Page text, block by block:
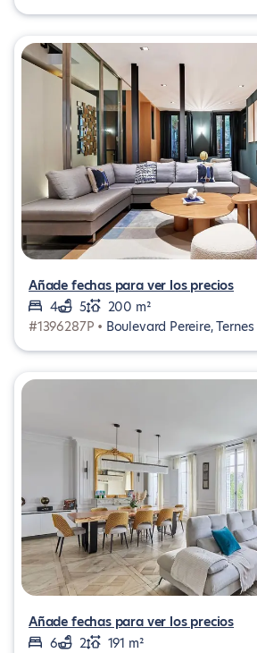
Añade fechas para ver los precios
4
5
200 m²
#1396287P • Boulevard Pereire, Ternes
Añade fechas para ver los precios
6
2
191 m²